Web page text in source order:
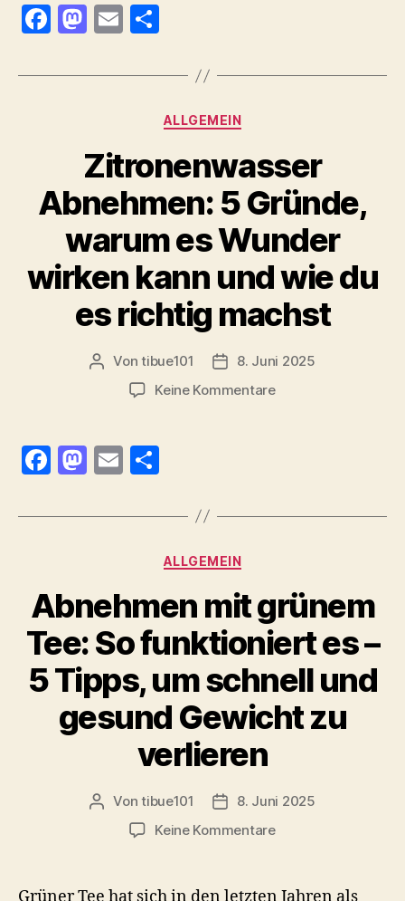
F
c
o
k
M
to
n
E
ai le
n
Kategorien
ALLGEMEIN
Zitronenwasser
Abnehmen: 5 Gründe,
warum es Wunder
wirken kann und wie du
es richtig machst
Beitragsautor
Vontibue101 Veröffentlichungsdatum
8. Juni 2025
Keine Kommentarezu
und
wie
es
richtig
machst
F
c
o
o
k
M
to
n
E
ai le
n
Kategorien
ALLGEMEIN
Abnehmen mit grünem
Tee: So funktioniert es –
5 Tipps, um schnell und
gesund Gewicht zu
verlieren
Beitragsautor
Vontibue101 Veröffentlichungsdatum
8. Juni 2025
Keine Kommentarezu
grünem